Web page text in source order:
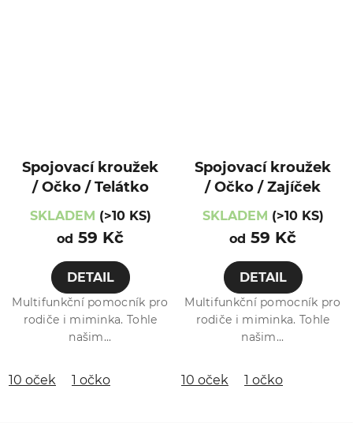
Spojovací kroužek
/ Očko / Telátko
SKLADEM (>10 KS)
od 59 Kč
DETAIL
Multifunkční pomocník pro
rodiče i miminka. Tohle
našim...
10 oček 1 očko
Spojovací kroužek
/ Očko / Zajíček
SKLADEM (>10 KS)
od 59 Kč
DETAIL
Multifunkční pomocník pro
rodiče i miminka. Tohle
našim...
10 oček 1 očko